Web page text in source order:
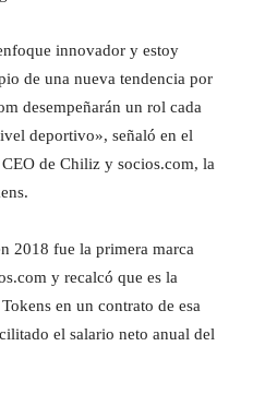
innovador y estoy
de una nueva tendencia por
desempeñarán un rol cada
deportivo», señaló en el
de Chiliz y socios.com, la
2018 fue la primera marca
y recalcó que es la
en un contrato de esa
el salario neto anual del